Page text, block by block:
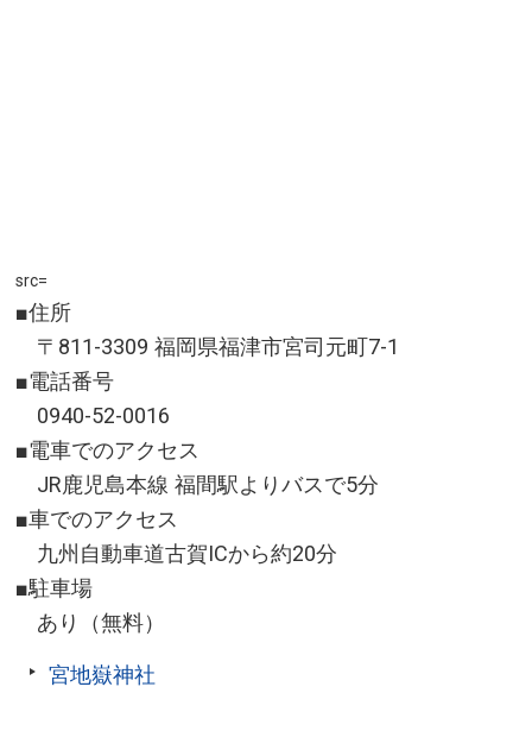
src=
■住所
〒811-3309 福岡県福津市宮司元町7-1
■電話番号
0940-52-0016
■電車でのアクセス
JR鹿児島本線 福間駅よりバスで5分
■車でのアクセス
九州自動車道古賀ICから約20分
■駐車場
あり（無料）
宮地嶽神社